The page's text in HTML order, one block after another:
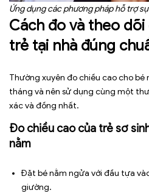
Ứng dụng các phương pháp hỗ trợ
Cách đo và theo
trẻ tại nhà đúng
Thường xuyên đo chiều cao cho bé
tháng và nên sử dụng cùng một
xác và đồng nhất.
Đo chiều cao của trẻ sơ
nằm
Đặt bé nằm ngửa với đầu tựa
giường.